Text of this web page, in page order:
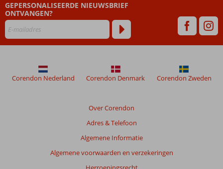
GEPERSONALISEERDE NIEUWSBRIEF
ONTVANGEN?
Over Corendon
Adres & Telefoon
Algemene Informatie
Algemene voorwaarden en verzekeringen
Corendon Nederland Corendon Denmark Corendon Zweden